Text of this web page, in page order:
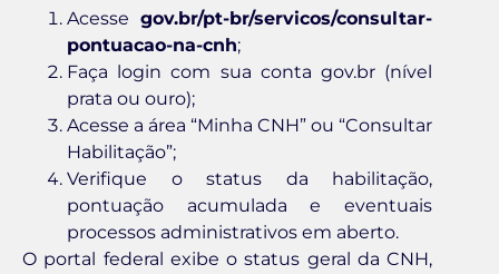
Acesse gov.br/pt-br/servicos/consultar-
pontuacao-na-cnh;
Faça login com sua conta gov.br (nível
prata ou ouro);
Acesse a área “Minha CNH” ou “Consultar
Habilitação”;
Verifique o status da habilitação,
pontuação acumulada e eventuais
processos administrativos em aberto.
O portal federal exibe o status geral da CNH,